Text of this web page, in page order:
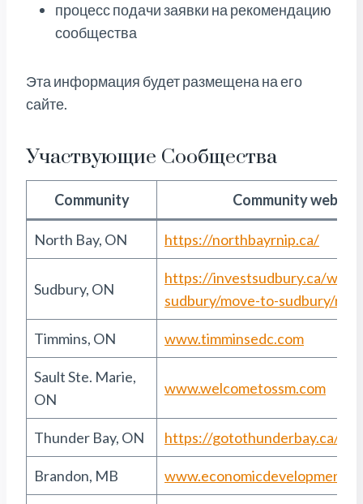
процесс подачи заявки на рекомендацию
сообщества
Эта информация будет размещена на его
сайте.
Участвующие Сообщества
Community Community website
North Bay, ON https://northbayrnip.ca/
Sudbury, ON
https://investsudbury.ca/why-
sudbury/move-to-sudbury/
Timmins, ON www.timminsedc.com
Sault Ste. Marie,
ON
www.welcometossm.com
Thunder Bay, ON https://gotothunderbay.ca/
Brandon, MB